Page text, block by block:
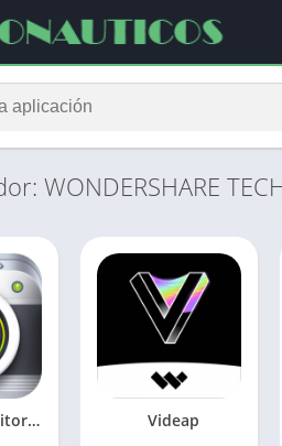
WONDERSHARE
FilmorGo – Editor de video Videap